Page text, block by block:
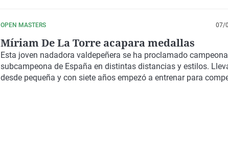
OPEN MASTERS 07/
Míriam De La Torre acapara medallas
Esta joven nadadora valdepeñera se ha proclamado
subcampeona de España en distintas distancias y estilos.
desde pequeña y con siete años empezó a entrenar para